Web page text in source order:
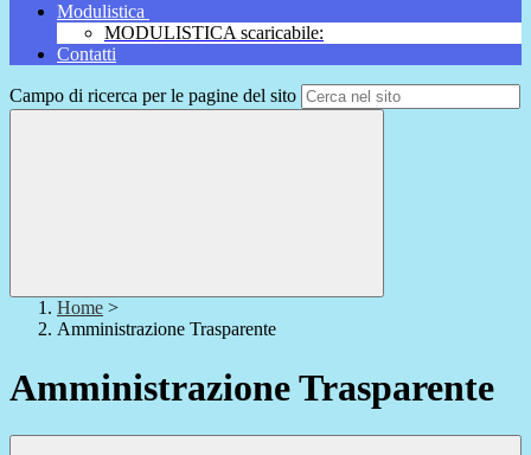
Modulistica
MODULISTICA scaricabile:
Contatti
Campo di ricerca per le pagine del sito
Home >
Amministrazione Trasparente
Amministrazione Trasparente